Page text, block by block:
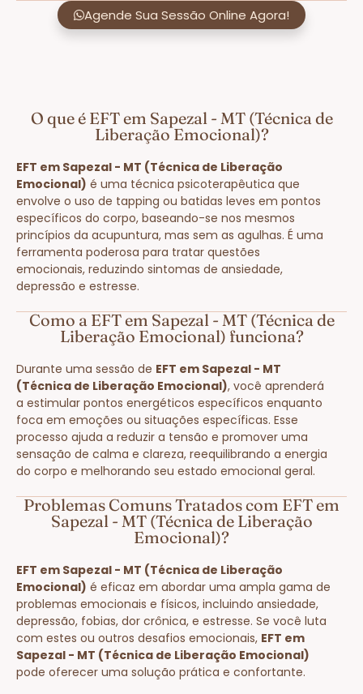
Agende Sua Sessão Online Agora!
O que é EFT em Sapezal - MT (Técnica de
Liberação Emocional)?
EFT em Sapezal - MT (Técnica de Liberação
Emocional) é uma técnica psicoterapêutica que
envolve o uso de tapping ou batidas leves em pontos
específicos do corpo, baseando-se nos mesmos
princípios da acupuntura, mas sem as agulhas. É uma
ferramenta poderosa para tratar questões
emocionais, reduzindo sintomas de ansiedade,
depressão e estresse.
Como a EFT em Sapezal - MT (Técnica de
Liberação Emocional) funciona?
Durante uma sessão de EFT em Sapezal - MT
(Técnica de Liberação Emocional), você aprenderá
a estimular pontos energéticos específicos enquanto
foca em emoções ou situações específicas. Esse
processo ajuda a reduzir a tensão e promover uma
sensação de calma e clareza, reequilibrando a energia
do corpo e melhorando seu estado emocional geral.
Problemas Comuns Tratados com EFT em
Sapezal - MT (Técnica de Liberação
Emocional)?
EFT em Sapezal - MT (Técnica de Liberação
Emocional) é eficaz em abordar uma ampla gama de
problemas emocionais e físicos, incluindo ansiedade,
depressão, fobias, dor crônica, e estresse. Se você luta
com estes ou outros desafios emocionais, EFT em
Sapezal - MT (Técnica de Liberação Emocional)
pode oferecer uma solução prática e confortante.